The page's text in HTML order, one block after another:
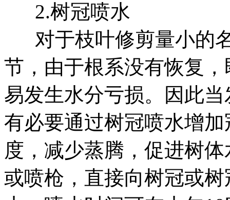
2.树冠喷水
对于枝叶修剪量小的
节，由于根系没有恢复
易发生水分亏损。因此
有必要通过树冠喷水增
度，减少蒸腾，促进树
或喷枪，直接向树冠或